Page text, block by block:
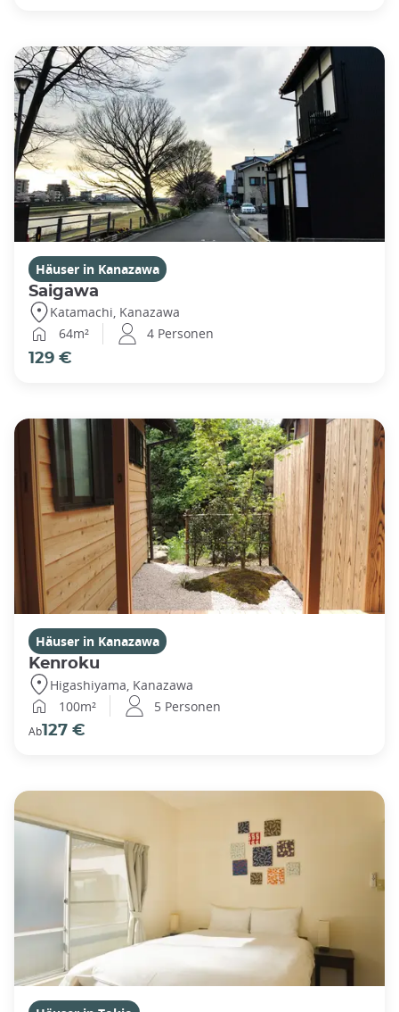
Häuser in Kanazawa
Saigawa
Katamachi, Kanazawa
64m²
4 Personen
129 €
Häuser in Kanazawa
Kenroku
Higashiyama, Kanazawa
100m²
5 Personen
Ab127 €